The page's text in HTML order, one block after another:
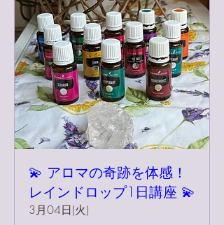
💫 アロマの奇跡を体感！
レインドロップ1日講座 💫
3月04日(火)